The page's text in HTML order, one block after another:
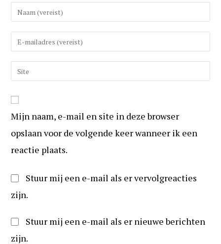
Vul
uw
(gebruikers)naam
om
Vul
uw
e-
mail
om
te
reageren
Vul
uw
URL
in
(optioneel)
Mijn naam, e-mail en site in deze browser
opslaan voor de volgende keer wanneer ik een
reactie plaats.
Stuur mij een e-mail als er vervolgreacties
zijn.
Stuur mij een e-mail als er nieuwe berichten
zijn.